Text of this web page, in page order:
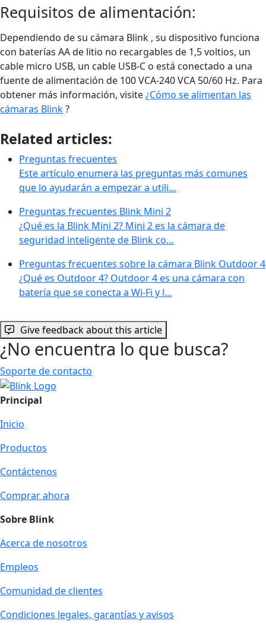
Requisitos de alimentación:
Dependiendo de su cámara Blink , su dispositivo funciona
con baterías AA de litio no recargables de 1,5 voltios, un
cable micro USB, un cable USB-C o está conectado a una
fuente de alimentación de 100 VCA-240 VCA 50/60 Hz. Para
obtener más información, visite¿Cómo se alimentan las
cámaras Blink?
Related articles:
Preguntas frecuentes
Este artículo enumera las preguntas más comunes
que lo ayudarán a empezar a utili…
Preguntas frecuentes Blink Mini 2
¿Qué es la Blink Mini 2? Mini 2 es la cámara de
seguridad inteligente de Blink co…
Preguntas frecuentes sobre la cámara Blink Outdoor 4
¿Qué es Outdoor 4? Outdoor 4 es una cámara con
batería que se conecta a Wi-Fi y l…
Give feedback about this article
¿No encuentra lo que busca?
Soporte de contacto
Principal
Inicio
Productos
Contáctenos
Comprar ahora
Sobre Blink
Acerca de nosotros
Empleos
Comunidad de clientes
Condiciones legales, garantías y avisos